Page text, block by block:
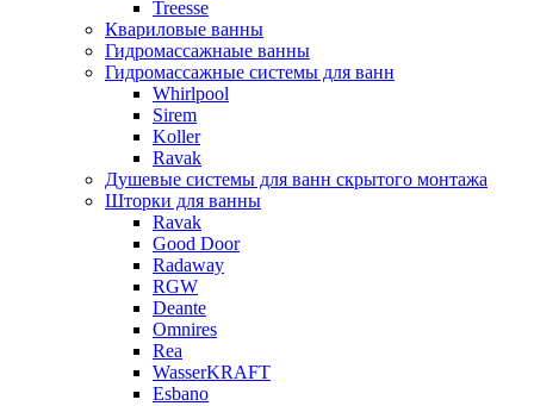
Treesse
Квариловые ванны
Гидромассажнаые ванны
Гидромассажные системы для ванн
Whirlpool
Sirem
Koller
Ravak
Душевые системы для ванн скрытого монтажа
Шторки для ванны
Ravak
Good Door
Radaway
RGW
Deante
Omnires
Rea
WasserKRAFT
Esbano